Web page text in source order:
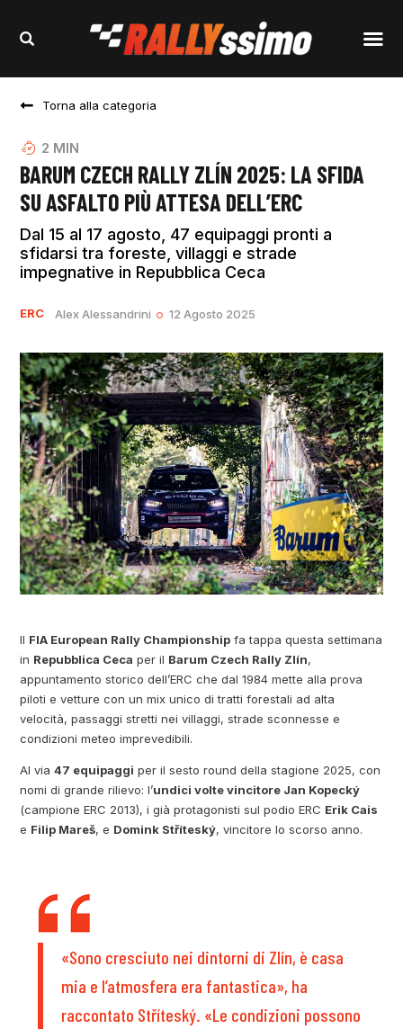
Torna alla categoria
2 MIN
BARUM CZECH RALLY ZLÍN 2025: LA SFIDA
SU ASFALTO PIÙ ATTESA DELL’ERC
Dal 15 al 17 agosto, 47 equipaggi pronti a
sfidarsi tra foreste, villaggi e strade
impegnative in Repubblica Ceca
ERC Alex Alessandrini 12 Agosto 2025
Il FIA European Rally Championship fa tappa questa settimana
in Repubblica Ceca per il Barum Czech Rally Zlín,
appuntamento storico dell’ERC che dal 1984 mette alla prova
piloti e vetture con un mix unico di tratti forestali ad alta
velocità, passaggi stretti nei villaggi, strade sconnesse e
condizioni meteo imprevedibili.
Al via47 equipaggi per il sesto round della stagione 2025, con
nomi di grande rilievo: l’undici volte vincitore Jan Kopecký
(campione ERC 2013), i già protagonisti sul podio ERC Erik Cais
e Filip Mareš, e Domink Stříteský, vincitore lo scorso anno.
«Sono cresciuto nei dintorni di Zlín, è casa
mia e l’atmosfera era fantastica», ha
raccontato Stříteský. «Le condizioni possono